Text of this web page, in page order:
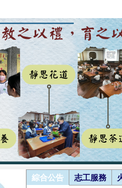
綜合公告 志工服務